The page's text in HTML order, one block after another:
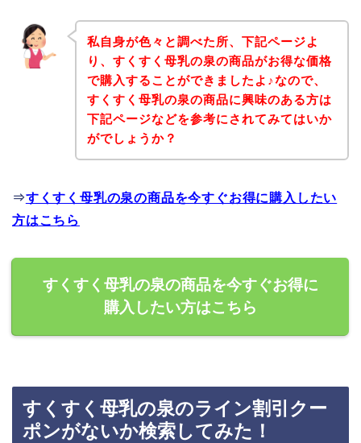
私自身が色々と調べた所、下記ページよ
り、すくすく母乳の泉の商品がお得な価格
で購入することができましたよ♪なので、
すくすく母乳の泉の商品に興味のある方は
下記ページなどを参考にされてみてはいか
がでしょうか？
⇒すくすく母乳の泉の商品を今すぐお得に購入したい
方はこちら
すくすく母乳の泉の商品を今すぐお得に
購入したい方はこちら
すくすく母乳の泉のライン割引クー
ポンがないか検索してみた！